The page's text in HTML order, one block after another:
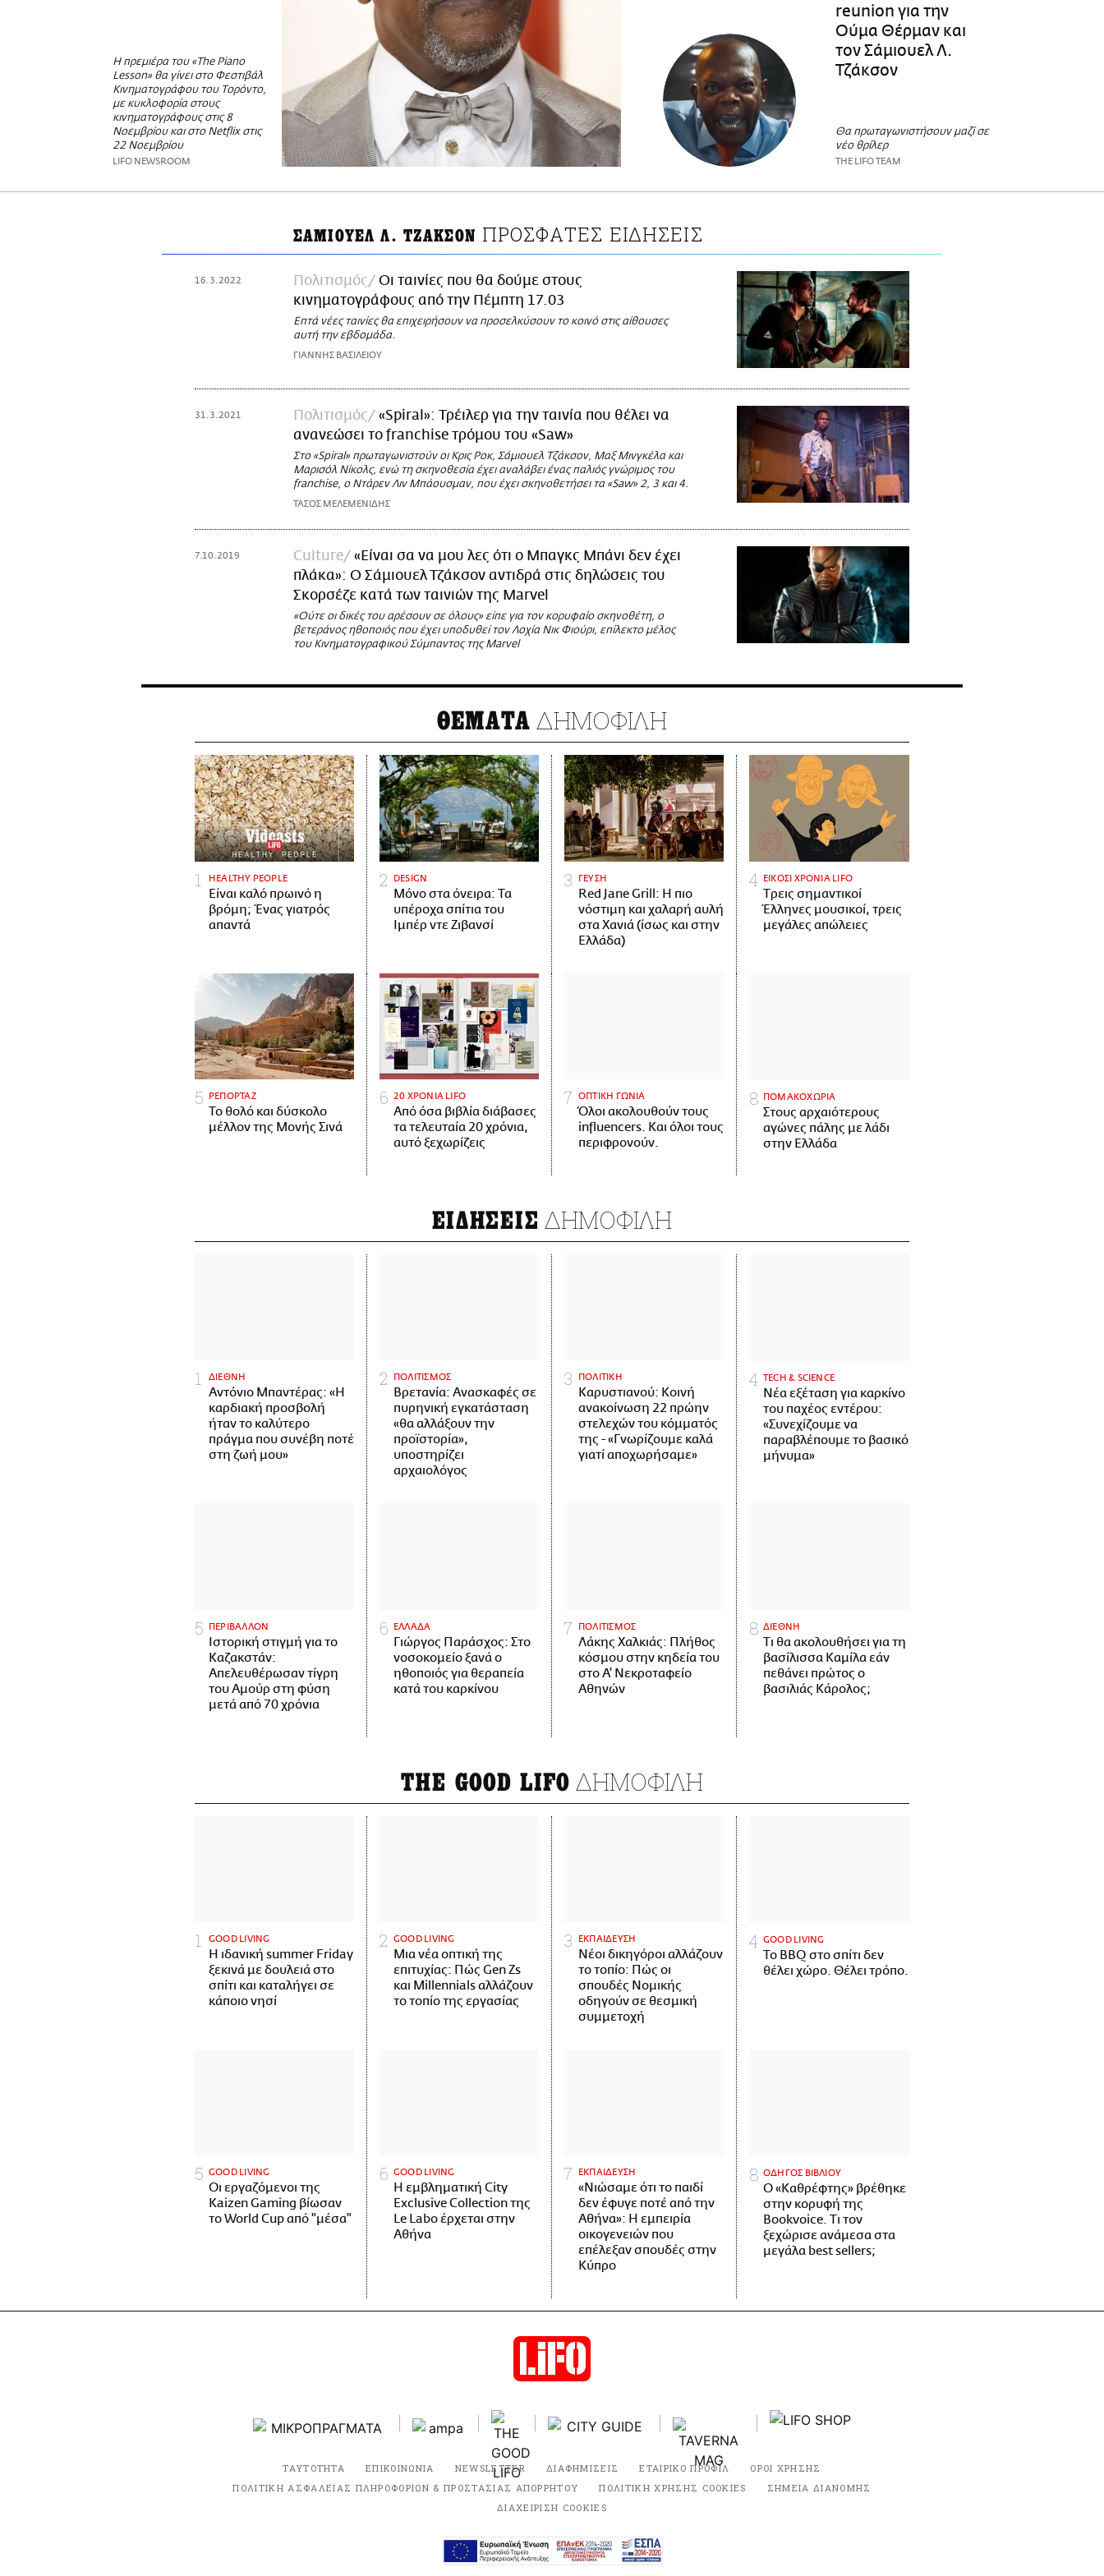
Η πρεμιέρα του «The Piano
Lesson» θα γίνει στο Φεστιβάλ
Κινηματογράφου του Τορόντο,
με κυκλοφορία στους
κινηματογράφους στις 8
Νοεμβρίου και στο Netflix στις
22 Νοεμβρίου
LIFO NEWSROOM
reunion για την
Ούμα Θέρμαν και
τον Σάμιουελ Λ.
Τζάκσον
Θα πρωταγωνιστήσουν μαζί σε
νέο θρίλερ
THE LIFO TEAM
ΣΑΜΙΟΥΕΛ Λ. ΤΖΑΚΣΟΝ ΠΡΟΣΦΑΤΕΣ ΕΙΔΗΣΕΙΣ
16.3.2022 Πολιτισμός
Οι ταινίες που θα δούμε στους
κινηματογράφους από την Πέμπτη 17.03
Επτά νέες ταινίες θα επιχειρήσουν να προσελκύσουν το κοινό στις αίθουσες
αυτή την εβδομάδα.
ΓΙΑΝΝΗΣ ΒΑΣΙΛΕΙΟΥ
31.3.2021 Πολιτισμός
«Spiral»: Τρέιλερ για την ταινία που θέλει να
ανανεώσει το franchise τρόμου του «Saw»
Στo «Spiral» πρωταγωνιστούν οι Κρις Ροκ, Σάμιουελ Τζάκσον, Μαξ Μινγκέλα και
Μαρισόλ Νίκολς, ενώ τη σκηνοθεσία έχει αναλάβει ένας παλιός γνώριμος του
franchise, ο Ντάρεν Λιν Μπάουσμαν, που έχει σκηνοθετήσει τα «Saw» 2, 3 και 4.
ΤΑΣΟΣ ΜΕΛΕΜΕΝΙΔΗΣ
7.10.2019 Culture
«Είναι σα να μου λες ότι ο Μπαγκς Μπάνι δεν έχει
πλάκα»: Ο Σάμιουελ Τζάκσον αντιδρά στις δηλώσεις του
Σκορσέζε κατά των ταινιών της Marvel
«Ούτε οι δικές του αρέσουν σε όλους» είπε για τον κορυφαίο σκηνοθέτη, ο
βετεράνος ηθοποιός που έχει υποδυθεί τον Λοχία Νικ Φιούρι, επίλεκτο μέλος
του Κινηματογραφικού Σύμπαντος της Marvel
ΘΕΜΑΤΑ ΔΗΜΟΦΙΛΗ
HEALTHY PEOPLE
Είναι καλό πρωινό η
βρόμη; Ένας γιατρός
απαντά
DESIGN
Μόνο στα όνειρα: Τα
υπέροχα σπίτια του
Ιμπέρ ντε Ζιβανσί
ΓΕΥΣΗ
Red Jane Grill: Η πιο
νόστιμη και χαλαρή αυλή
στα Χανιά (ίσως και στην
Ελλάδα)
ΕΙΚΟΣΙ ΧΡΟΝΙΑ LIFO
Tρεις σημαντικοί
Έλληνες μουσικοί, τρεις
μεγάλες απώλειες
ΡΕΠΟΡΤΑΖ
Το θολό και δύσκολο
μέλλον της Μονής Σινά
20 ΧΡΟΝΙΑ LIFO
Από όσα βιβλία διάβασες
τα τελευταία 20 χρόνια,
αυτό ξεχωρίζεις
ΟΠΤΙΚΗ ΓΩΝΙΑ
Όλοι ακολουθούν τους
influencers. Και όλοι τους
περιφρονούν.
ΠΟΜΑΚΟΧΩΡΙΑ
Στους αρχαιότερους
αγώνες πάλης με λάδι
στην Ελλάδα
ΕΙΔΗΣΕΙΣ ΔΗΜΟΦΙΛΗ
ΔΙΕΘΝΗ
Αντόνιο Μπαντέρας: «Η
καρδιακή προσβολή
ήταν το καλύτερο
πράγμα που συνέβη ποτέ
στη ζωή μου»
ΠΟΛΙΤΙΣΜΟΣ
Βρετανία: Ανασκαφές σε
πυρηνική εγκατάσταση
«θα αλλάξουν την
προϊστορία»,
υποστηρίζει
αρχαιολόγος
ΠΟΛΙΤΙΚΗ
Καρυστιανού: Κοινή
ανακοίνωση 22 πρώην
στελεχών του κόμματός
της - «Γνωρίζουμε καλά
γιατί αποχωρήσαμε»
ΤECH & SCIENCE
Νέα εξέταση για καρκίνο
του παχέος εντέρου:
«Συνεχίζουμε να
παραβλέπουμε το βασικό
μήνυμα»
ΠΕΡΙΒΑΛΛΟΝ
Ιστορική στιγμή για το
Καζακστάν:
Απελευθέρωσαν τίγρη
του Αμούρ στη φύση
μετά από 70 χρόνια
ΕΛΛΑΔΑ
Γιώργος Παράσχος: Στο
νοσοκομείο ξανά ο
ηθοποιός για θεραπεία
κατά του καρκίνου
ΠΟΛΙΤΙΣΜΟΣ
Λάκης Χαλκιάς: Πλήθος
κόσμου στην κηδεία του
στο Α' Νεκροταφείο
Αθηνών
ΔΙΕΘΝΗ
Τι θα ακολουθήσει για τη
βασίλισσα Καμίλα εάν
πεθάνει πρώτος ο
βασιλιάς Κάρολος;
THE GOOD LIFO ΔΗΜΟΦΙΛΗ
GOOD LIVING
Η ιδανική summer Friday
ξεκινά με δουλειά στο
σπίτι και καταλήγει σε
κάποιο νησί
GOOD LIVING
Μια νέα οπτική της
επιτυχίας: Πώς Gen Zs
και Millennials αλλάζουν
το τοπίο της εργασίας
ΕΚΠΑΙΔΕΥΣΗ
Νέοι δικηγόροι αλλάζουν
το τοπίο: Πώς οι
σπουδές Νομικής
οδηγούν σε θεσμική
συμμετοχή
GOOD LIVING
Το BBQ στο σπίτι δεν
θέλει χώρο. Θέλει τρόπο.
GOOD LIVING
Οι εργαζόμενοι της
Kaizen Gaming βίωσαν
το World Cup από "μέσα"
GOOD LIVING
Η εμβληματική City
Exclusive Collection της
Le Labo έρχεται στην
Αθήνα
ΕΚΠΑΙΔΕΥΣΗ
«Νιώσαμε ότι το παιδί
δεν έφυγε ποτέ από την
Αθήνα»: Η εμπειρία
οικογενειών που
επέλεξαν σπουδές στην
Κύπρο
ΟΔΗΓΟΣ ΒΙΒΛΙΟΥ
Ο «Καθρέφτης» βρέθηκε
στην κορυφή της
Bookvoice. Τι τον
ξεχώρισε ανάμεσα στα
μεγάλα best sellers;
ΤΑΥΤΟΤΗΤΑ ΕΠΙΚΟΙΝΩΝΙΑ NEWSLETTER ΔΙΑΦΗΜΙΣΕΙΣ ΕΤΑΙΡΙΚΟ ΠΡΟΦΙΛ
ΟΡΟΙ ΧΡΗΣΗΣ
ΠΟΛΙΤΙΚΗ ΑΣΦΑΛΕΙΑΣ ΠΛΗΡΟΦΟΡΙΩΝ & ΠΡΟΣΤΑΣΙΑΣ ΑΠΟΡΡΗΤΟΥ
ΠΟΛΙΤΙΚΗ ΧΡΗΣΗΣ COOKIES
ΣΗΜΕΙΑ ΔΙΑΝΟΜΗΣ
ΔΙΑΧΕΙΡΙΣΗ COOKIES